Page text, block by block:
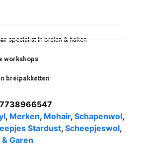
specialist in breien & haken
workshops
breipakketten
, Merken, Mohair, Schapenwol,
Stardust, Scheepjeswol,
Garen